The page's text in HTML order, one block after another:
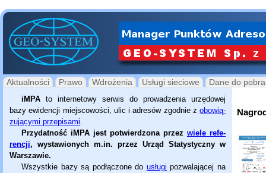
Aktualności Prawo Wdrożenia Usługi sieciowe Dane do
iMPA to internetowy serwis do pro­wa­dzenia urzędowej
bazy ewidencji miejscowości, ulic i adresów zgodnie z obowią­
zu­ją­cymi przepisami.
Przydatność iMPA jest potwier­dzona przez wiele refe­
ren­cji, wysta­wio­nych m.in. przez Urząd Statys­ty­czny w
Warszawie.
Wszystkie bazy są podłączone do usługi pozwalającej na